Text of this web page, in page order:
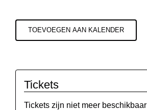
TOEVOEGEN AAN KALENDER
Tickets
Tickets zijn niet meer beschikbaar